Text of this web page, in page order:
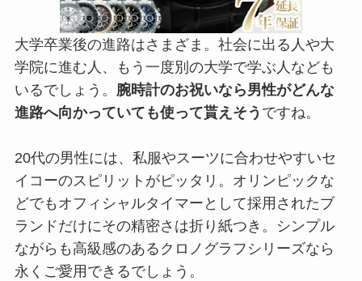
大学卒業後の進路はさまざま。社会に出る人や大
学院に進む人、もう一度別の大学で学ぶ人なども
いるでしょう。 腕時計のお祝いなら男性がどんな
進路へ向かっていても使って貰えそう ですね。
20代の男性には、私服やスーツに合わせやすいセ
イコーのスピリットがピッタリ。オリンピックな
どでもオフィシャルタイマーとして採用されたブ
ランドだけにその精密さは折り紙つき。シンプル
ながらも高級感のあるクロノグラフシリーズなら
永くご愛用できるでしょう。